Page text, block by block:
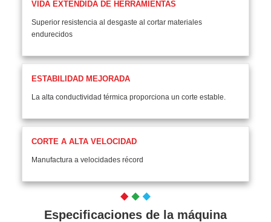
VIDA EXTENDIDA DE HERRAMIENTAS
Superior resistencia al desgaste al cortar materiales
endurecidos
ESTABILIDAD MEJORADA
La alta conductividad térmica proporciona un corte estable.
CORTE A ALTA VELOCIDAD
Manufactura a velocidades récord
Especificaciones de la máquina